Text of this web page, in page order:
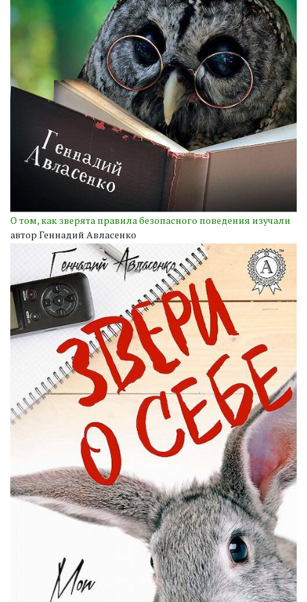
О том, как зверята правила безопасного поведения изучали
автор Геннадий Авласенко